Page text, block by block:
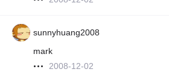
sunnyhuang2008
mark
2008-12-02